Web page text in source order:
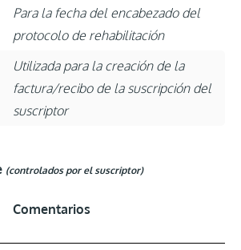
Para la fecha del encabezado del
protocolo de rehabilitación
Utilizada para la creación de la
factura/recibo de la suscripción del
suscriptor
(controlados por el suscriptor)
Comentarios